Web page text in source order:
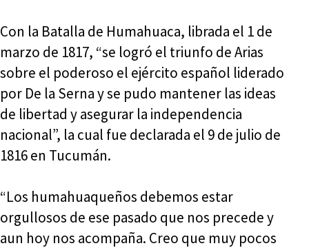
Con la Batalla de Humahuaca, librada el 1 de
marzo de 1817, “se logró el triunfo de Arias
sobre el poderoso el ejército español liderado
por De la Serna y se pudo mantener las ideas
de libertad y asegurar la independencia
nacional”, la cual fue declarada el 9 de julio de
1816 en Tucumán.
“Los humahuaqueños debemos estar
orgullosos de ese pasado que nos precede y
aun hoy nos acompaña. Creo que muy pocos